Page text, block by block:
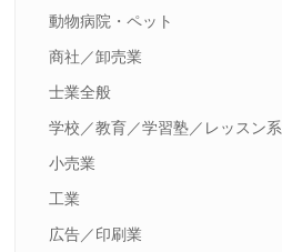
動物病院・ペット
商社／卸売業
士業全般
学校／教育／学習塾／レッスン系
小売業
工業
広告／印刷業